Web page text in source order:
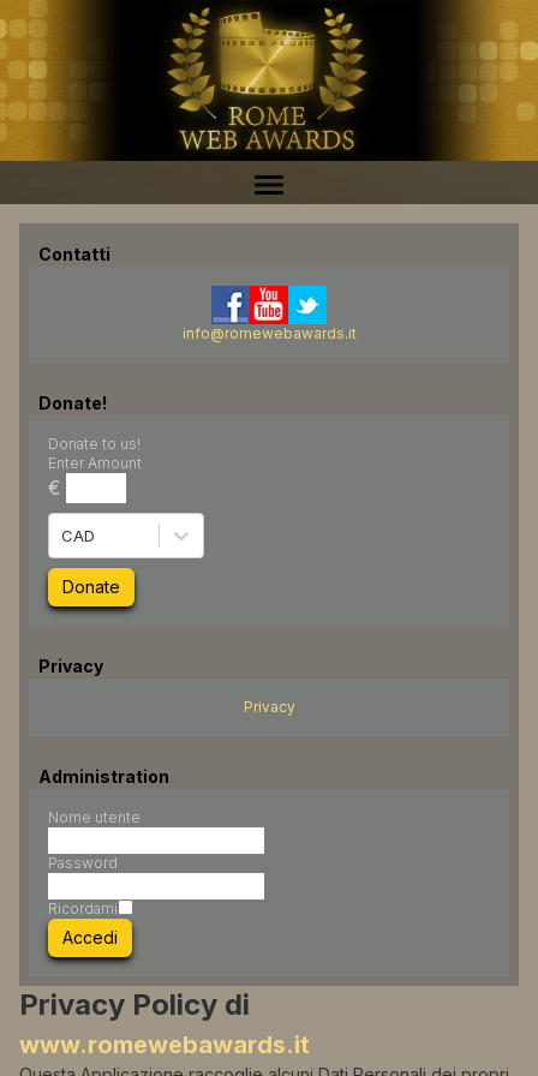
Contatti
info@romewebawards.it
Donate!
Donate to us!
Enter Amount
€
CAD
Donate
Privacy
Privacy
Administration
Nome utente
Password
Ricordami
Accedi
Privacy Policy di
www.romewebawards.it